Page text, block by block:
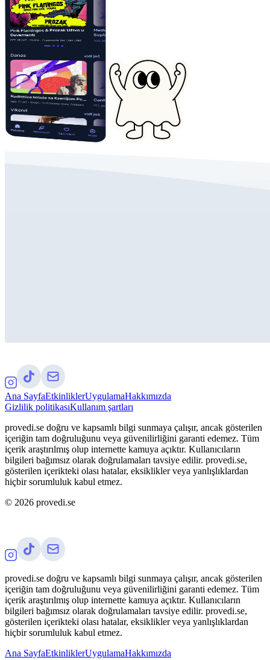
Ana SayfaEtkinliklerUygulamaHakkımızda
Gizlilik politikasıKullanım şartları
provedi.se doğru ve kapsamlı bilgi sunmaya çalışır, ancak gösterilen
içeriğin tam doğruluğunu veya güvenilirliğini garanti edemez. Tüm
içerik araştırılmış olup internette kamuya açıktır. Kullanıcıların
bilgileri bağımsız olarak doğrulamaları tavsiye edilir. provedi.se,
gösterilen içerikteki olası hatalar, eksiklikler veya yanlışlıklardan
hiçbir sorumluluk kabul etmez.
© 2026 provedi.se
provedi.se doğru ve kapsamlı bilgi sunmaya çalışır, ancak gösterilen
içeriğin tam doğruluğunu veya güvenilirliğini garanti edemez. Tüm
içerik araştırılmış olup internette kamuya açıktır. Kullanıcıların
bilgileri bağımsız olarak doğrulamaları tavsiye edilir. provedi.se,
gösterilen içerikteki olası hatalar, eksiklikler veya yanlışlıklardan
hiçbir sorumluluk kabul etmez.
Ana SayfaEtkinliklerUygulamaHakkımızda